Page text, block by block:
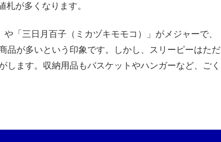
が多くなります。
「三日月百子（ミカヅキモモコ）」がメジャーで、
品が多いという印象です。しかし、スリーピーはただ
します。収納用品もバスケットやハンガーなど、ごく